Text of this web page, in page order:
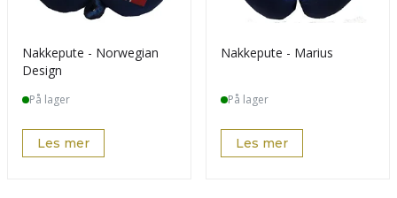
Nakkepute - Norwegian
Design
På lager
Les mer
Nakkepute - Marius
På lager
Les mer